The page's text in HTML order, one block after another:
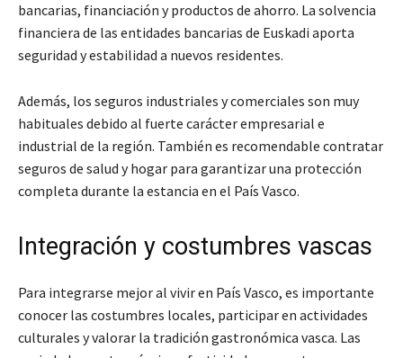
bancarias, financiación y productos de ahorro. La solvencia
financiera de las entidades bancarias de Euskadi aporta
seguridad y estabilidad a nuevos residentes.
Además, los seguros industriales y comerciales son muy
habituales debido al fuerte carácter empresarial e
industrial de la región. También es recomendable contratar
seguros de salud y hogar para garantizar una protección
completa durante la estancia en el País Vasco.
Integración y costumbres vascas
Para integrarse mejor al vivir en País Vasco, es importante
conocer las costumbres locales, participar en actividades
culturales y valorar la tradición gastronómica vasca. Las